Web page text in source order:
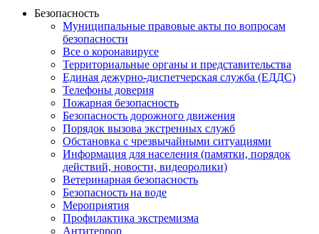
Безопасность
Муниципальные правовые акты по вопросам
безопасности
Все о коронавирусе
Территориальные органы и представительства
Единая дежурно-диспетчерская служба (ЕДДС)
Телефоны доверия
Пожарная безопасность
Безопасность дорожного движения
Порядок вызова экстренных служб
Обстановка с чрезвычайными ситуациями
Информация для населения (памятки, порядок
действий, новости, видеоролики)
Ветеринарная безопасность
Безопасность на воде
Мероприятия
Профилактика экстремизма
Антитеррор